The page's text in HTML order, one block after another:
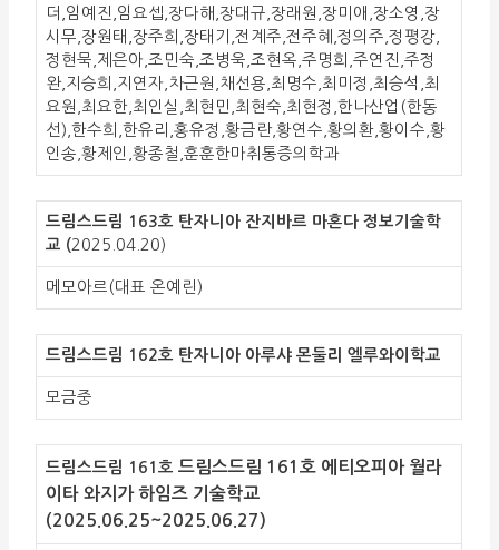
더,임예진,임요셉,장다해,장대규,장래원,장미애,장소영,장
시무,장원태,장주희,장태기,전계주,전주혜,정의주,정평강,
정현묵,제은아,조민숙,조병욱,조현옥,주명희,주연진,주정
완,지승희,지연자,차근원,채선용,최명수,최미정,최승석,최
요원,최요한,최인실,최현민,최현숙,최현정,한나산업(한동
선),한수희,한유리,홍유정,황금란,황연수,황의환,황이수,황
인송,황제인,황종철,훈훈한마취통증의학과
드림스드림 163호 탄자니아 잔지바르 마혼다 정보기술학
교 (2025.04.20)
메모아르(대표 온예린)
드림스드림 162호 탄자니아 아루샤 몬둘리 엘루와이학교
모금중
드림스드림 161호드림스드림 161호 에티오피아 월라
이타 와지가 하임즈 기술학교
( 2025.06.25~2025.06.27)